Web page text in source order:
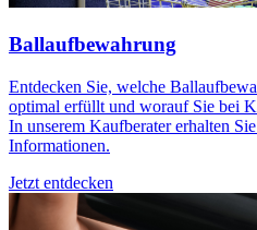
Ballaufbewahrung
Entdecken Sie, welche
optimal erfüllt und worauf Sie bei
In unserem Kaufberater erhalten
Informationen.
Jetzt entdecken